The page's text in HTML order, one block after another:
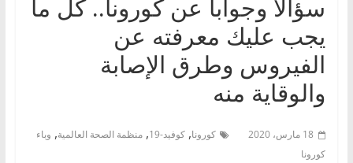
سؤالا وجوابا عن كورونا.. كل ما
يجب عليك معرفته عن
الفيروس وطرق الإصابة
والوقاية منه
18 مارس، 2020 كورونا, كوفيد-19 , منظمة الصحة العالمية, وباء
كورونا